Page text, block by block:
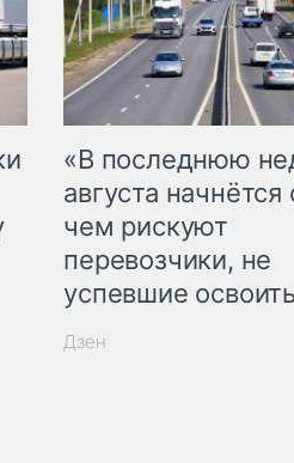
«В последнюю
августа начнётся
чем рискуют
перевозчики, не
успевшие
Дзен